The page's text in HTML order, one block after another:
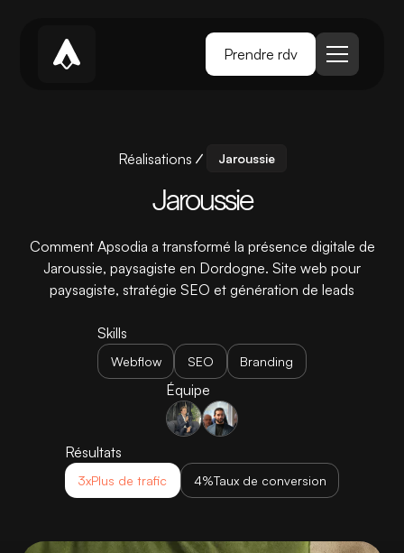
Prendre rdv
Réalisations Jaroussie
Jaroussie
Comment Apsodia a transformé la présence digitale de
Jaroussie, paysagiste en Dordogne. Site web pour
paysagiste, stratégie SEO et génération de leads
Skills
Webflow SEO Branding
Équipe
Résultats
3xPlus de trafic 4%Taux de conversion